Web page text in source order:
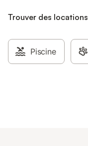
Trouver des locations
Piscine